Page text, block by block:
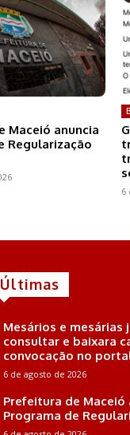
Maceió anuncia
Regularização
6
Últimas
Mesários e mesárias
consultar e baixara
convocação no
6 de agosto de 2026
Prefeitura de Maceió
Programa de